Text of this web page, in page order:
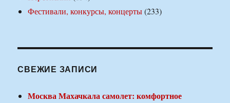
Фестивали, конкурсы, концерты(233)
СВЕЖИЕ ЗАПИСИ
Москва Махачкала самолет: комфортное